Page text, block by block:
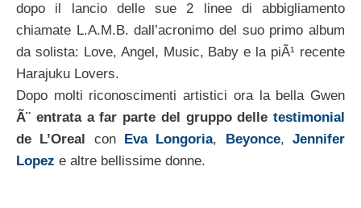
dopo il lancio delle sue 2 linee di abbigliamento
chiamate L.A.M.B. dall’acronimo del suo primo album
da solista: Love, Angel, Music, Baby e la piÃ¹ recente
Harajuku Lovers.
Dopo molti riconoscimenti artistici ora la bella Gwen
Ã¨ entrata a far parte del gruppo delle testimonial
de L’Oreal
con Eva Longoria, Beyonce,Jennifer
Lopez e altre bellissime donne.